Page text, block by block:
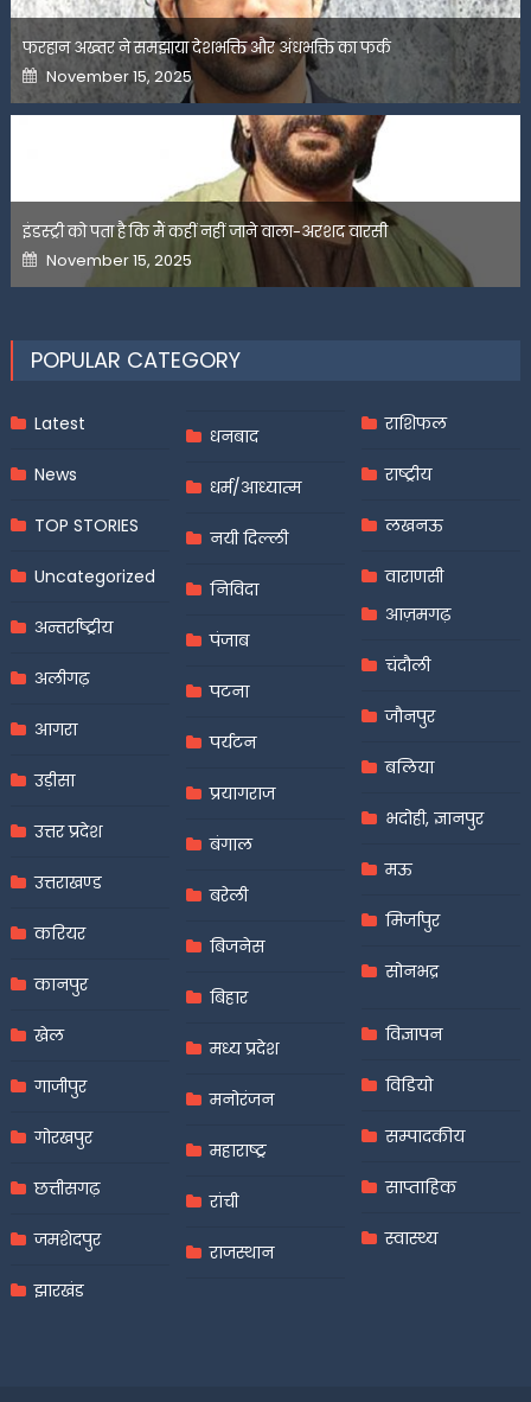
फरहान अख्तर ने समझाया देशभक्ति और अंधभक्ति का फर्क
Posted
on
November 15, 2025
इंडस्ट्री को पता है कि मैं कहीं नहीं जाने वाला-अरशद वारसी
Posted
on
November 15, 2025
POPULAR CATEGORY
Latest
News
TOP STORIES
Uncategorized
अन्तर्राष्ट्रीय
अलीगढ़
आगरा
उड़ीसा
उत्तर प्रदेश
उत्तराखण्ड
करियर
कानपुर
खेल
गाजीपुर
गोरखपुर
छत्तीसगढ़
जमशेदपुर
झारखंड
धनबाद
धर्म/आध्यात्म
नयी दिल्ली
निविदा
पंजाब
पटना
पर्यटन
प्रयागराज
बंगाल
बरेली
बिजनेस
बिहार
मध्य प्रदेश
मनोरंजन
महाराष्ट्र
रांची
राजस्थान
राशिफल
राष्ट्रीय
लखनऊ
वाराणसी
आज़मगढ़
चंदौली
जौनपुर
बलिया
भदोही, ज्ञानपुर
मऊ
मिर्जापुर
सोनभद्र
विज्ञापन
विडियो
सम्पादकीय
साप्ताहिक
स्वास्थ्य